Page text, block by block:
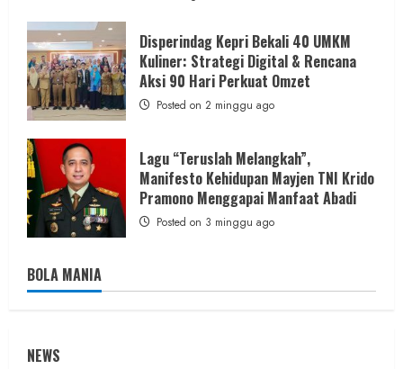
Disperindag Kepri Bekali 40 UMKM
Kuliner: Strategi Digital & Rencana
Aksi 90 Hari Perkuat Omzet
Posted on 2 minggu ago
Lagu “Teruslah Melangkah”,
Manifesto Kehidupan Mayjen TNI Krido
Pramono Menggapai Manfaat Abadi
Posted on 3 minggu ago
BOLA MANIA
NEWS